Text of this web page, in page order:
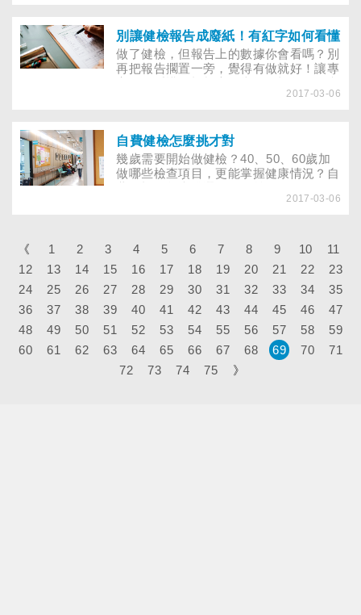
療法相輔相成？
別讓健檢報告成廢紙！有紅字如何看懂
做了健檢，但報告上的數據你會看嗎？別
再把報告擱置一旁，覺得有做就好！讓專
義，從現在開始調整錯誤習慣，累積健康
2017-03-06
自費健檢怎麼挑才對
幾歲需要開始做健檢？40、50、60歲加
做哪些檢查項目，更能掌握健康情況？自
2017-03-06
《 1 2 3 4 5 6 7 8 9 10
11
12
13 14 15 16 17 18 19 20 21 22
23
24
25 26 27 28 29 30 31 32 33 34
35
36
37 38 39 40 41 42 43 44 45 46
47
48
49 50 51 52 53 54 55 56 57 58
59
60
61 62 63 64 65 66 67 68 69 70
71
72
73 74 75 》